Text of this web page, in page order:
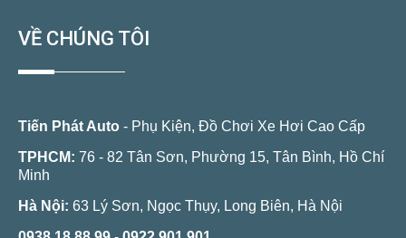
VỀ CHÚNG TÔI
Tiến Phát Auto - Phụ Kiện, Đồ Chơi Xe Hơi Cao Cấp
TPHCM: 76 - 82 Tân Sơn, Phường 15, Tân Bình, Hồ Chí
Minh
Hà Nội: 63 Lý Sơn, Ngọc Thụy, Long Biên, Hà Nội